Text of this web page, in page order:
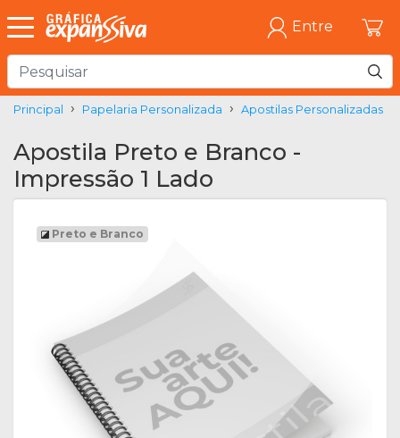
Entre
Principal Papelaria Personalizada Apostilas Personalizadas
Apostila Preto e Branco -
Impressão 1 Lado
Preto e Branco